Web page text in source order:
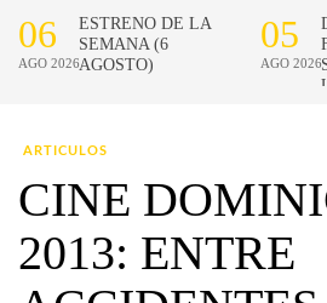
ARTICULOS
CINE
2013: ENTRE